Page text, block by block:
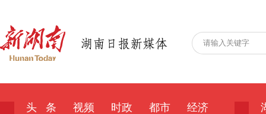
头 条 视频 时政 都市
经济